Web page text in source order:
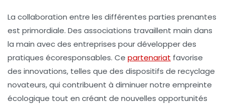
La collaboration entre les différentes parties prenantes
est primordiale. Des associations travaillent main dans
la main avec des entreprises pour développer des
pratiques écoresponsables. Ce partenariat favorise
des innovations, telles que des dispositifs de recyclage
novateurs, qui contribuent à diminuer notre empreinte
écologique tout en créant de nouvelles opportunités